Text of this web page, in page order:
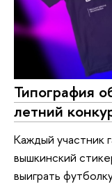
Типография
летний
Каждый участник
вышкинский
выиграть